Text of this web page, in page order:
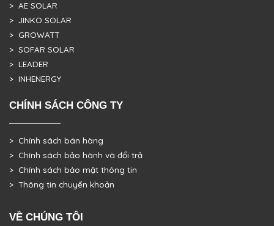
> AE SOLAR
> JINKO SOLAR
> GROWATT
> SOFAR SOLAR
> LEADER
> INHENERGY
CHÍNH SÁCH CÔNG TY
> Chính sách bán hàng
> Chính sách bảo hành và đổi trả
> Chính sách bảo mật thông tin
> Thông tin chuyển khoản
VỀ CHÚNG TÔI